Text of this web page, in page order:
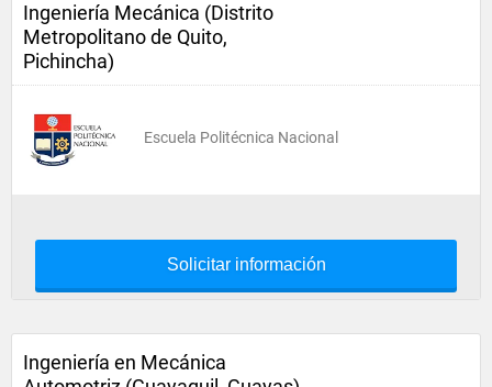
Ingeniería Mecánica (Distrito
Metropolitano de Quito,
Pichincha)
Escuela Politécnica Nacional
Solicitar información
Ingeniería en Mecánica